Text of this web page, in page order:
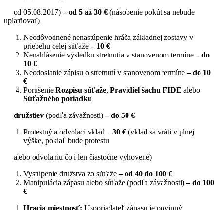
od 05.08.2017)– od 5 až 30 € (násobenie pokút sa nebude
uplatňovať)
Neodôvodnené nenastúpenie hráča základnej zostavy v
priebehu celej súťaže– 10 €
Nenahlásenie výsledku stretnutia v stanovenom termíne– do
10 €
Neodoslanie zápisu o stretnutí v stanovenom termíne– do 10
€
Porušenie Rozpisu súťaže, Pravidiel šachu FIDE alebo
Súťažného poriadku
družstiev (podľa závažnosti)– do 50 €
Protestný a odvolací vklad – 30 € (vklad sa vráti v plnej
výške, pokiaľ bude protestu
alebo odvolaniu čo i len čiastočne vyhovené)
Vystúpenie družstva zo súťaže– od 40 do 100 €
Manipulácia zápasu alebo súťaže (podľa závažnosti)– do 100
€
Hracia miestnosť: Usporiadateľ zápasu je povinný